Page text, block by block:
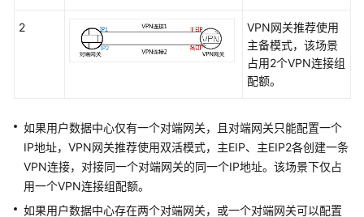
VPN
企
版
企
2
VPN网关推荐使用
主备模式，该场景
占用2个VPN连接组
配额。
如果用户数据中心仅有一个对端网关，且对端网关只能配置一个
IP地址，VPN网关推荐使用双活模式，主EIP、主EIP2各创建一条
VPN连接，对接同一个对端网关的同一个IP地址。该场景下仅占
用一个VPN连接组配额。
如果用户数据中心存在两个对端网关，或一个对端网关可以配置